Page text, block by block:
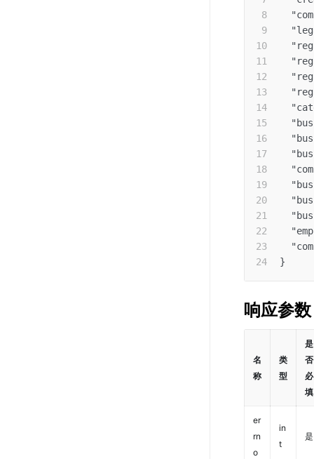
}
响应参数
名
称
类
型
是
否
必
填
er
rn
o
in
t
是